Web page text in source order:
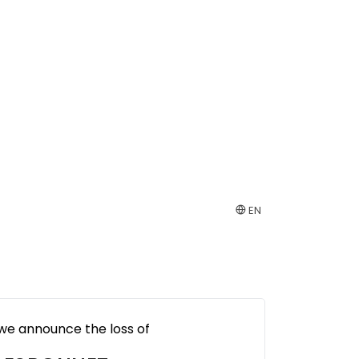
EN
announce the loss of